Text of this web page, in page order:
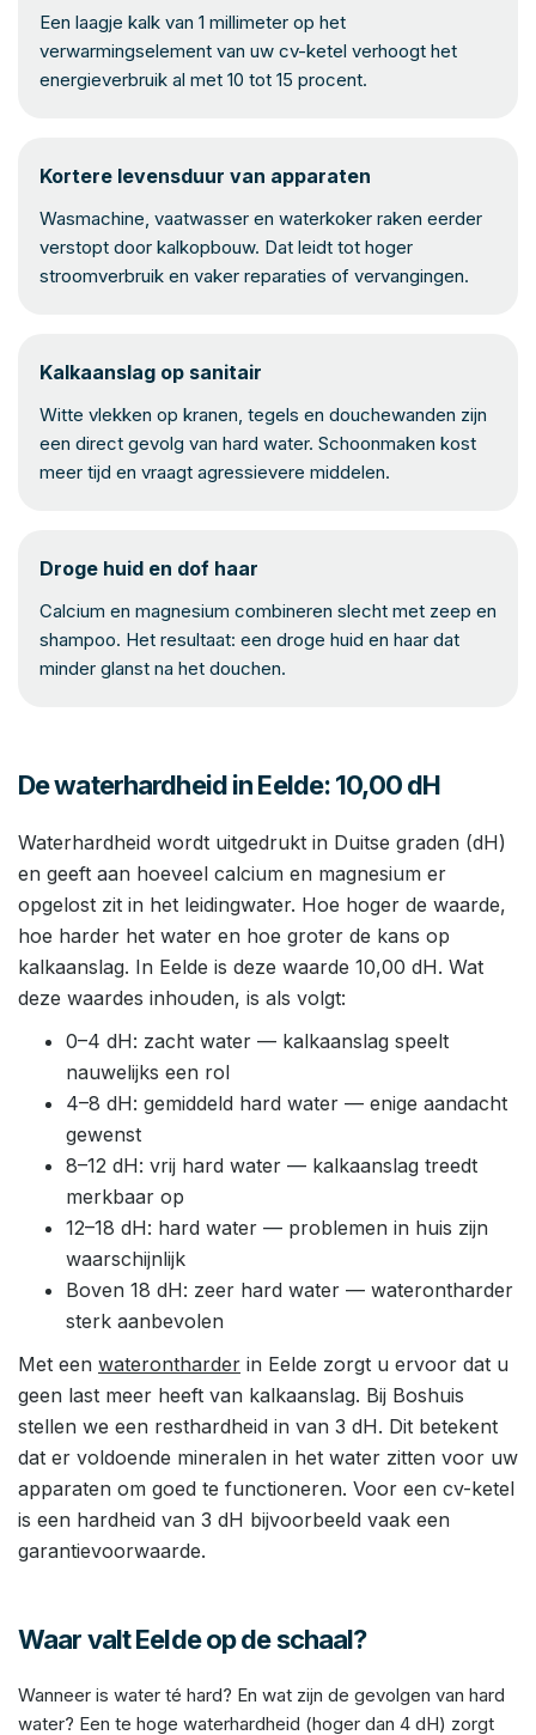
Een laagje kalk van 1 millimeter op het
verwarmingselement van uw cv-ketel verhoogt het
energieverbruik al met 10 tot 15 procent.
Kortere levensduur van apparaten
Wasmachine, vaatwasser en waterkoker raken eerder
verstopt door kalkopbouw. Dat leidt tot hoger
stroomverbruik en vaker reparaties of vervangingen.
Kalkaanslag op sanitair
Witte vlekken op kranen, tegels en douchewanden zijn
een direct gevolg van hard water. Schoonmaken kost
meer tijd en vraagt agressievere middelen.
Droge huid en dof haar
Calcium en magnesium combineren slecht met zeep en
shampoo. Het resultaat: een droge huid en haar dat
minder glanst na het douchen.
De waterhardheid in Eelde: 10,00 dH
Waterhardheid wordt uitgedrukt in Duitse graden (dH)
en geeft aan hoeveel calcium en magnesium er
opgelost zit in het leidingwater. Hoe hoger de waarde,
hoe harder het water en hoe groter de kans op
kalkaanslag. In Eelde is deze waarde 10,00 dH. Wat
deze waardes inhouden, is als volgt:
0–4 dH: zacht water — kalkaanslag speelt
nauwelijks een rol
4–8 dH: gemiddeld hard water — enige aandacht
gewenst
8–12 dH: vrij hard water — kalkaanslag treedt
merkbaar op
12–18 dH: hard water — problemen in huis zijn
waarschijnlijk
Boven 18 dH: zeer hard water — waterontharder
sterk aanbevolen
Met een waterontharder in Eelde zorgt u ervoor dat u
geen last meer heeft van kalkaanslag. Bij Boshuis
stellen we een resthardheid in van 3 dH. Dit betekent
dat er voldoende mineralen in het water zitten voor uw
apparaten om goed te functioneren. Voor een cv-ketel
is een hardheid van 3 dH bijvoorbeeld vaak een
garantievoorwaarde.
Waar valt Eelde op de schaal?
Wanneer is water té hard? En wat zijn de gevolgen van hard
water? Een te hoge waterhardheid (hoger dan 4 dH) zorgt